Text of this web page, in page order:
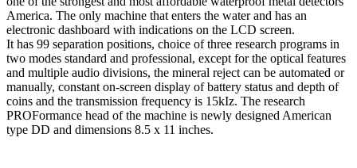
America. The only machine that enters the water and has an
electronic dashboard with indications on the LCD screen.
It has 99 separation positions, choice of three research programs in
two modes standard and professional, except for the optical features
and multiple audio divisions, the mineral reject can be automated or
manually, constant on-screen display of battery status and depth of
coins and the transmission frequency is 15kIz. The research
PROFormance head of the machine is newly designed American
type DD and dimensions 8.5 x 11 inches.